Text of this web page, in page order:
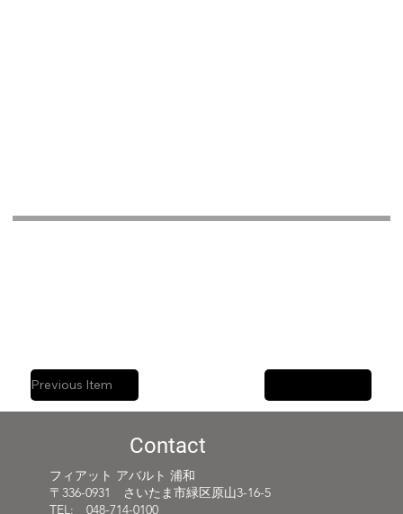
Previous Item
Contact
フィアット アバルト 浦和
〒336-0931 さいたま市緑区原山3-16-5
TEL: 048-714-0100